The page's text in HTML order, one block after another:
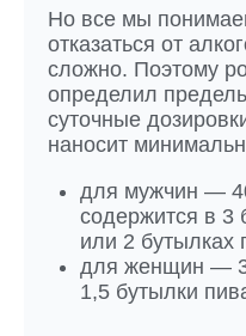
Но все мы
отказаться от
сложно. Поэтому
определил
суточные
наносит
для мужчин —
содержится в 3
или 2 бутылках
для женщин —
1,5 бутылки